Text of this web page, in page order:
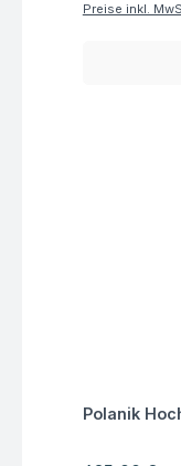
Preise inkl.
Fragen
Polanik